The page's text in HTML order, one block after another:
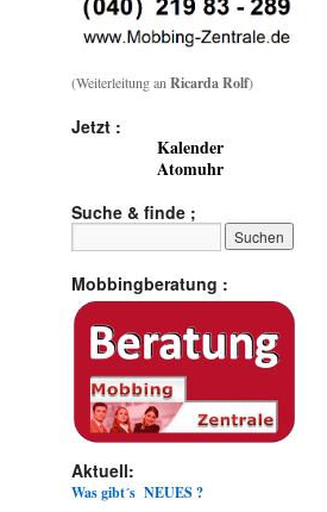
(Weiterleitung an Ricarda Rolf)
Jetzt :
Kalender
Atomuhr
Suche & finde ;
Mobbingberatung :
Aktuell:
Was gibt´s NEUES ?